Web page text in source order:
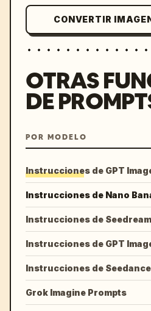
CONVERTIR
OTRAS
DE
POR MODELO
Instrucciones de GPT
Instrucciones de Nano
Instrucciones de
Instrucciones de GPT
Instrucciones de
Grok Imagine Prompts